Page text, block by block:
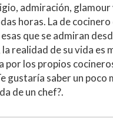
admiración, glamour
horas. La de cocinero
que se admiran
la realidad de su vida es
por los propios
gustaría saber un poco
de un chef?.